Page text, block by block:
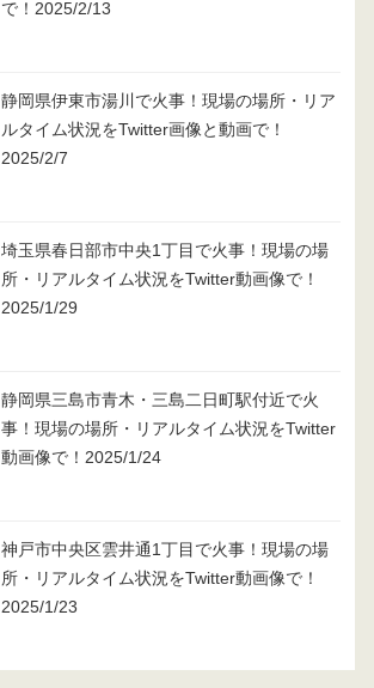
で！2025/2/13
静岡県伊東市湯川で火事！現場の場所・リア
ルタイム状況をTwitter画像と動画で！
2025/2/7
埼玉県春日部市中央1丁目で火事！現場の場
所・リアルタイム状況をTwitter動画像で！
2025/1/29
静岡県三島市青木・三島二日町駅付近で火
事！現場の場所・リアルタイム状況をTwitter
動画像で！2025/1/24
神戸市中央区雲井通1丁目で火事！現場の場
所・リアルタイム状況をTwitter動画像で！
2025/1/23